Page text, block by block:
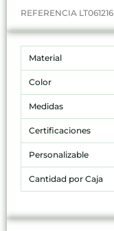
REFERENCIA LT061216
Material
Color
Medidas
Certificaciones
Personalizable
Cantidad por Caja